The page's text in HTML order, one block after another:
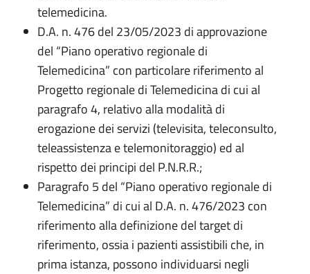
telemedicina.
D.A. n. 476 del 23/05/2023 di approvazione
del “Piano operativo regionale di
Telemedicina” con particolare riferimento al
Progetto regionale di Telemedicina di cui al
paragrafo 4, relativo alla modalità di
erogazione dei servizi (televisita, teleconsulto,
teleassistenza e telemonitoraggio) ed al
rispetto dei principi del P.N.R.R.;
Paragrafo 5 del “Piano operativo regionale di
Telemedicina” di cui al D.A. n. 476/2023 con
riferimento alla definizione del target di
riferimento, ossia i pazienti assistibili che, in
prima istanza, possono individuarsi negli